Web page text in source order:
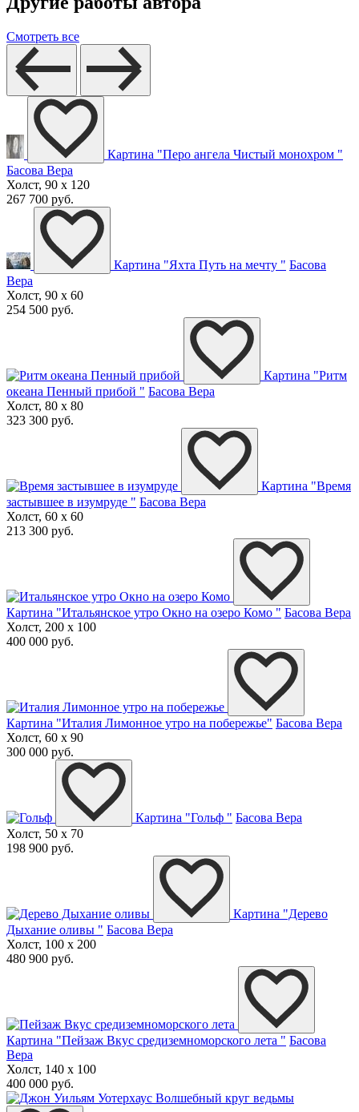
Смотреть все
Картина "Перо ангела Чистый монохром "
Басова Вера
Холст, 90 x 120
267 700 руб.
Картина "Яхта Путь на мечту " Басова
Вера
Холст, 90 x 60
254 500 руб.
Картина "Ритм
океана Пенный прибой " Басова Вера
Холст, 80 x 80
323 300 руб.
Картина "Время
застывшее в изумруде " Басова Вера
Холст, 60 x 60
213 300 руб.
Картина "Итальянское утро Окно на озеро Комо " Басова Вера
Холст, 200 x 100
400 000 руб.
Картина "Италия Лимонное утро на побережье" Басова Вера
Холст, 60 x 90
300 000 руб.
Картина "Гольф " Басова Вера
Холст, 50 x 70
198 900 руб.
Картина "Дерево
Дыхание оливы " Басова Вера
Холст, 100 x 200
480 900 руб.
Картина "Пейзаж Вкус средиземноморского лета " Басова
Вера
Холст, 140 x 100
400 000 руб.